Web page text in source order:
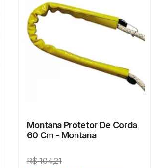
Montana Protetor De Corda
60 Cm - Montana
R$104,21